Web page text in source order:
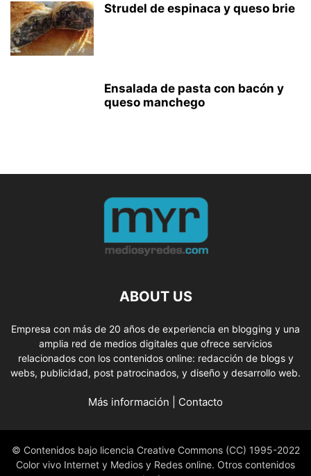
Strudel de espinaca y queso brie
Ensalada de pasta con bacón y
queso manchego
ABOUT US
Empresa con más de 20 años de experiencia en blogging y una
amplia red de medios digitales que ofrece servicios
relacionados con los contenidos online: redacción de blogs y
webs, publicidad, post patrocinados, y diseño y desarrollo web.
Más información Contacto
© Contenidos bajo licencia Creative Commons (CC) 1995-2022
Color vivo Internet y Medios y Redes online. Otros contenidos